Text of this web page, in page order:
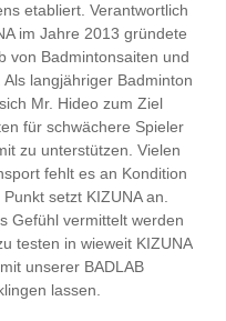
etabliert. Verantwortlich
im Jahre 2013 gründete
von Badmintonsaiten und
Als langjähriger Badminton
Mr. Hideo zum Ziel
für schwächere Spieler
zu unterstützen. Vielen
fehlt es an Kondition
setzt KIZUNA an.
Gefühl vermittelt werden
testen in wieweit KIZUNA
unserer BADLAB
lassen.